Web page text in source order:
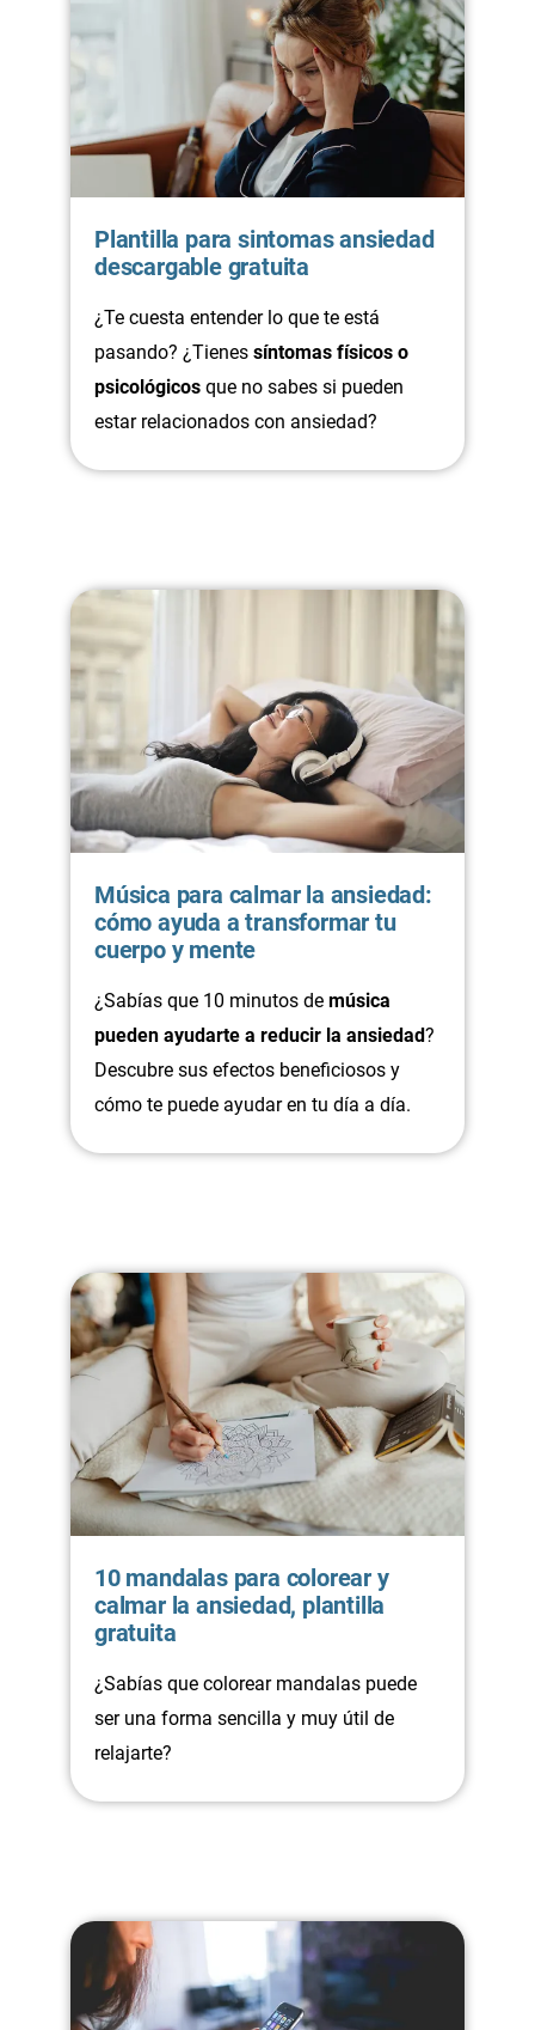
Plantilla para sintomas ansiedad
descargable gratuita
¿Te cuesta entender lo que te está
pasando? ¿Tienes síntomas físicos o
psicológicos que no sabes si pueden
estar relacionados con ansiedad?
Música para calmar la ansiedad:
cómo ayuda a transformar tu
cuerpo y mente
¿Sabías que 10 minutos de música
pueden ayudarte a reducir la ansiedad?
Descubre sus efectos beneficiosos y
cómo te puede ayudar en tu día a día.
10 mandalas para colorear y
calmar la ansiedad, plantilla
gratuita
¿Sabías que colorear mandalas puede
ser una forma sencilla y muy útil de
relajarte?